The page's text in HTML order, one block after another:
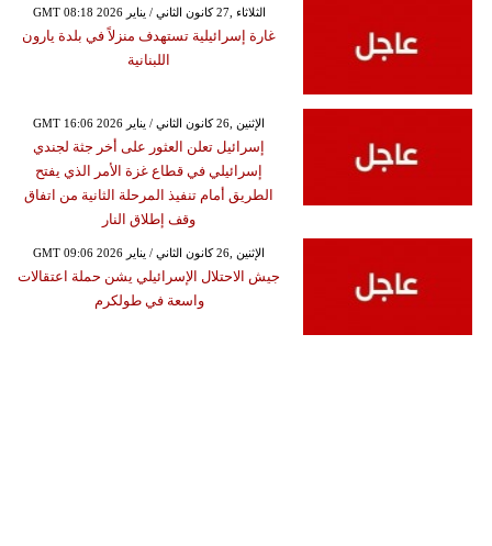
GMT 08:18 2026 الثلاثاء ,27 كانون الثاني / يناير
غارة إسرائيلية تستهدف منزلاً في بلدة يارون
اللبنانية
GMT 16:06 2026 الإثنين ,26 كانون الثاني / يناير
إسرائيل تعلن العثور على أخر جثة لجندي
إسرائيلي في قطاع غزة الأمر الذي يفتح
الطريق أمام تنفيذ المرحلة الثانية من اتفاق
وقف إطلاق النار
GMT 09:06 2026 الإثنين ,26 كانون الثاني / يناير
جيش الاحتلال الإسرائيلي يشن حملة اعتقالات
واسعة في طولكرم